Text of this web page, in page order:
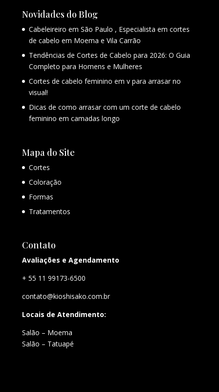
Novidades do Blog
Cabeleireiro em São Paulo , Especialista em cortes
de cabelo em Moema e Vila Carrão
Tendências de Cortes de Cabelo para 2026: O Guia
Completo para Homens e Mulheres
Cortes de cabelo feminino em v para arrasar no
visual!
Dicas de como arrasar com um corte de cabelo
feminino em camadas longo
Mapa do Site
Cortes
Coloração
Formas
Tratamentos
Contato
Avaliações e Agendamento
+ 55 11 99173-6500
contato@kioshisako.com.br
Locais de Atendimento:
Salão – Moema
Salão – Tatuapé